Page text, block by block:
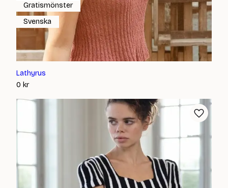
Lathyrus
0 kr
Gratismönster
Svenska